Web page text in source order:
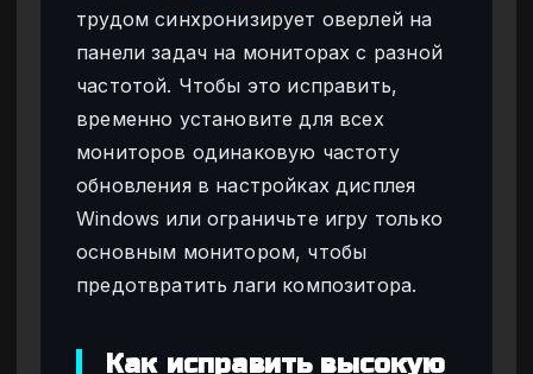
трудом синхронизирует оверлей на
панели задач на мониторах с разной
частотой. Чтобы это исправить,
временно установите для всех
мониторов одинаковую частоту
обновления в настройках дисплея
Windows или ограничьте игру только
основным монитором, чтобы
предотвратить лаги композитора.
Как исправить высокую